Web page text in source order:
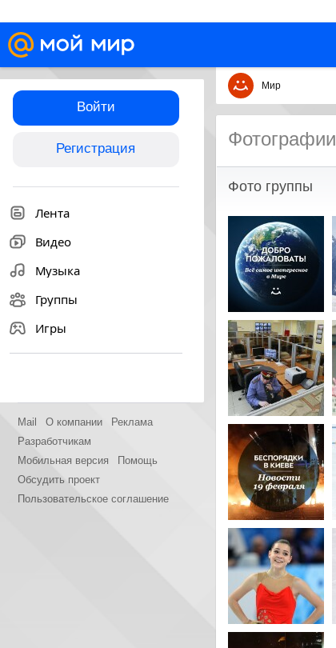
Войти
Регистрация
Лента
Видео
Музыка
Группы
Игры
Mail О компании
Реклама
Разработчикам
Мобильная версия
Помощь
Обсудить проект
Пользовательское соглашение
Мир
Фотографии
Фото группы